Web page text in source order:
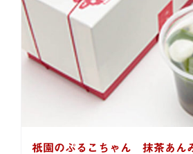
祇園のぷるこちゃん 抹茶あん